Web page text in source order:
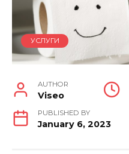
УСЛУГИ
AUTHOR
Viseo
PUBLISHED BY
January 6, 2023